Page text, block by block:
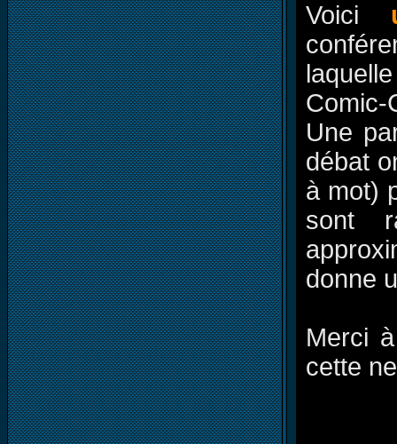
Voici
Comic-
Une
débat
à mot)
sont
donne
Merci
cette